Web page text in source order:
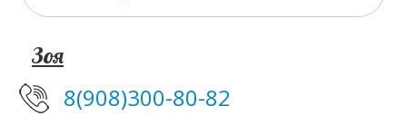
Зоя
8(908)300-80-82